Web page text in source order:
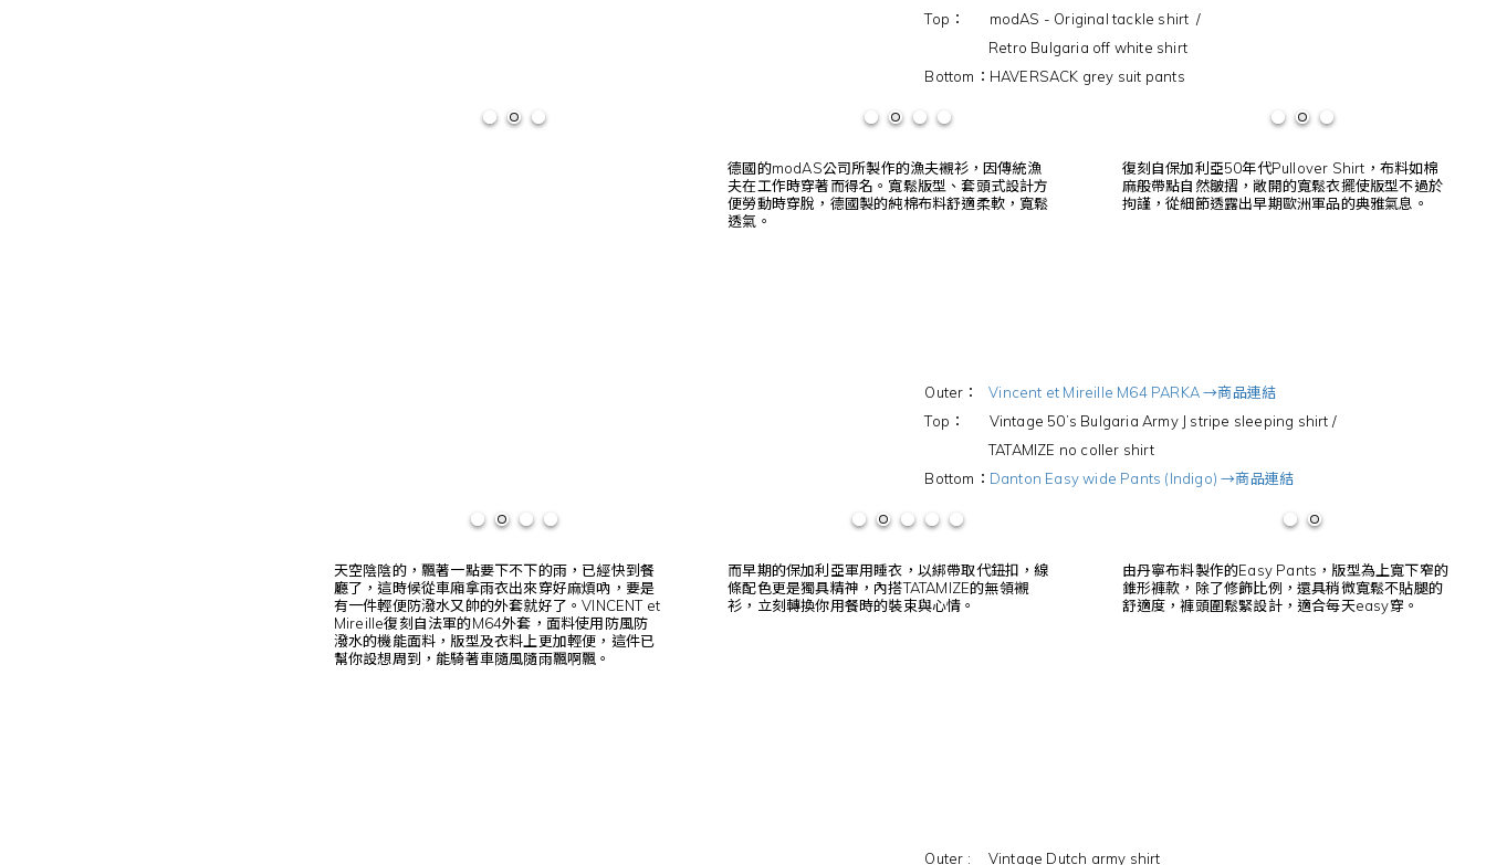
Top： modAS - Original tackle shirt /
Retro Bulgaria off white shirt
Bottom：HAVERSACK grey suit pants
德國的modAS公司所製作的漁夫襯衫，因傳統漁
夫在工作時穿著而得名。寬鬆版型、套頭式設計方
便勞動時穿脫，德國製的純棉布料舒適柔軟，寬鬆
透氣。
復刻自保加利亞50年代Pullover Shirt，布料如棉
麻般帶點自然皺摺，敞開的寬鬆衣擺使版型不過於
拘謹，從細節透露出早期歐洲軍品的典雅氣息。
Outer：Vincent et Mireille M64 PARKA →商品連結
Top： Vintage 50’s Bulgaria Army J stripe sleeping shirt /
TATAMIZE no coller shirt
Bottom： Danton Easy wide Pants (Indigo) →商品連結
天空陰陰的，飄著一點要下不下的雨，已經快到餐
廳了，這時候從車廂拿雨衣出來穿好麻煩吶，要是
有一件輕便防潑水又帥的外套就好了。VINCENT et
Mireille復刻自法軍的M64外套，面料使用防風防
潑水的機能面料，版型及衣料上更加輕便，這件已
幫你設想周到，能騎著車隨風隨雨飄啊飄。
而早期的保加利亞軍用睡衣，以綁帶取代鈕扣，線
條配色更是獨具精神，內搭TATAMIZE的無領襯
衫，立刻轉換你用餐時的裝束與心情。
由丹寧布料製作的Easy Pants，版型為上寬下窄的
錐形褲款，除了修飾比例，還具稍微寬鬆不貼腿的
舒適度，褲頭圍鬆緊設計，適合每天easy穿。
Outer : Vintage Dutch army shirt